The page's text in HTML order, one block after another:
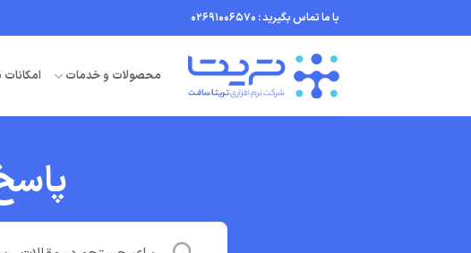
to
با ما تماس بگیرید : 02691006570
محصولات و خدمات امکانات